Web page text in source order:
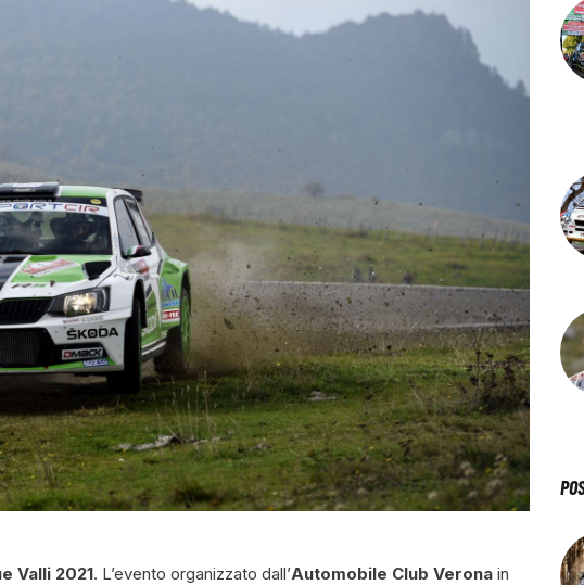
Valli 2021. L’evento organizzato dall’Automobile Club Verona in